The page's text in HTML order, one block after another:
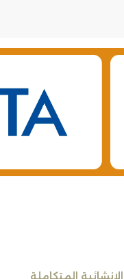
المتكاملة